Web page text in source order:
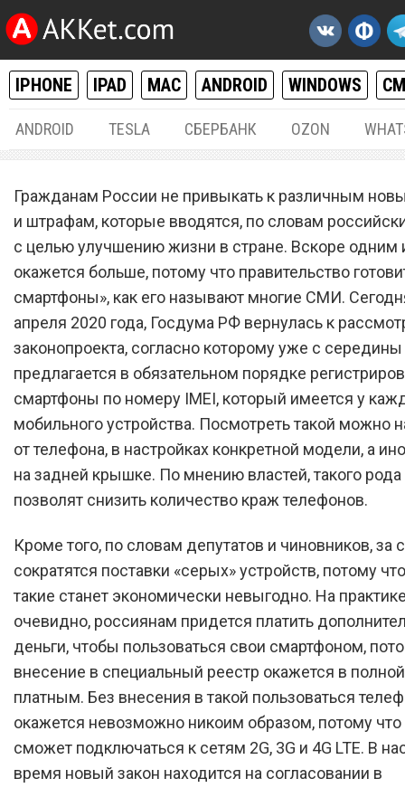
IPHONE IPAD MAC ANDROID WINDOWS
ANDROID TESLA СБЕРБАНК OZON
В России ввели
«налог на смартфоны»
Гражданам России не привыкать к различным
и штрафам, которые вводятся, по словам
с целью улучшению жизни в стране. Вскоре одним
окажется больше, потому что правительство
смартфоны», как его называют многие СМИ.
апреля 2020 года, Госдума РФ вернулась к
законопроекта, согласно которому уже с середины
предлагается в обязательном порядке
смартфоны по номеру IMEI, который имеется у
мобильного устройства. Посмотреть такой можно
от телефона, в настройках конкретной модели, а
на задней крышке. По мнению властей, такого
позволят снизить количество краж телефонов.
Кроме того, по словам депутатов и чиновников, за
сократятся поставки «серых» устройств, потому
такие станет экономически невыгодно. На
очевидно, россиянам придется платить
деньги, чтобы пользоваться свои смартфоном,
внесение в специальный реестр окажется в
платным. Без внесения в такой пользоваться
окажется невозможно никоим образом, потому что
сможет подключаться к сетям 2G, 3G и 4G LTE. В
время новый закон находится на согласовании в